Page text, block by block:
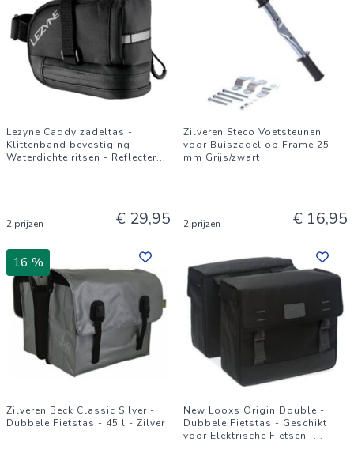
Lezyne Caddy zadeltas -
Klittenband bevestiging -
Waterdichte ritsen - Reflecter...
2 prijzen € 29,95
Zilveren Steco Voetsteunen
voor Buiszadel op Frame 25
mm Grijs/zwart
2 prijzen € 16,95
16 %
Zilveren Beck Classic Silver -
Dubbele Fietstas - 45 l - Zilver
New Looxs Origin Double -
Dubbele Fietstas - Geschikt
voor Elektrische Fietsen -...